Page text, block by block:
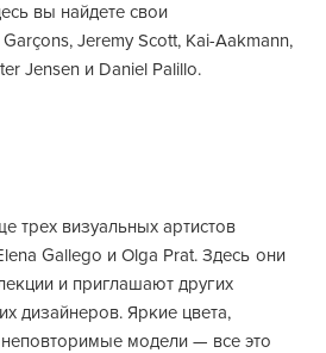
вы найдете свои
Jeremy Scott, Kai-Aakmann,
Jensen и Daniel Palillo.
трех визуальных артистов
Gallego и Olga Prat. Здесь они
и приглашают других
дизайнеров. Яркие цвета,
модели — все это